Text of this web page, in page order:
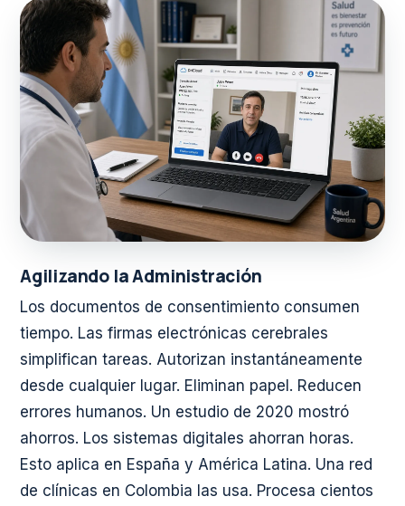
Agilizando la Administración
Los documentos de consentimiento consumen
tiempo. Las firmas electrónicas cerebrales
simplifican tareas. Autorizan instantáneamente
desde cualquier lugar. Eliminan papel. Reducen
errores humanos. Un estudio de 2020 mostró
ahorros. Los sistemas digitales ahorran horas.
Esto aplica en España y América Latina. Una red
de clínicas en Colombia las usa. Procesa cientos